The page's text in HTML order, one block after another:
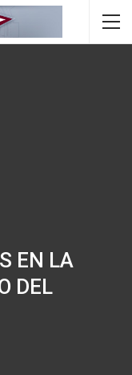
EN LA
DEL